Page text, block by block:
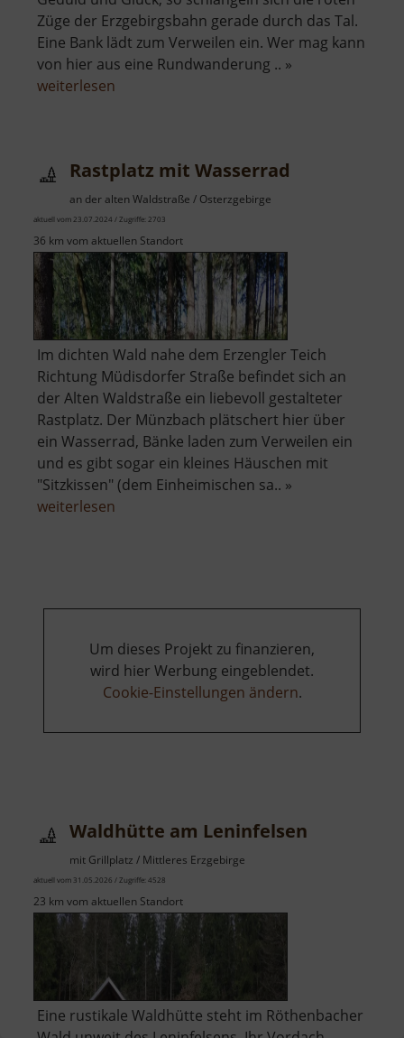
Züge der Erzgebirgsbahn gerade durch das Tal.
Eine Bank lädt zum Verweilen ein. Wer mag kann
von hier aus eine Rundwanderung .. »
weiterlesen
Rastplatz mit Wasserrad
an der alten Waldstraße / Osterzgebirge
aktuell vom 23.07.2024 / Zugriffe: 2703
36 km vom aktuellen Standort
Im dichten Wald nahe dem Erzengler Teich
Richtung Müdisdorfer Straße befindet sich an
der Alten Waldstraße ein liebevoll gestalteter
Rastplatz. Der Münzbach plätschert hier über
ein Wasserrad, Bänke laden zum Verweilen ein
und es gibt sogar ein kleines Häuschen mit
"Sitzkissen" (dem Einheimischen sa.. »
weiterlesen
Um dieses Projekt zu finanzieren,
wird hier Werbung eingeblendet.
Cookie-Einstellungen ändern.
Waldhütte am Leninfelsen
mit Grillplatz / Mittleres Erzgebirge
aktuell vom 31.05.2026 / Zugriffe: 4528
23 km vom aktuellen Standort
Eine rustikale Waldhütte steht im Röthenbacher